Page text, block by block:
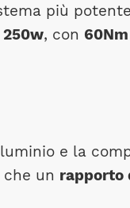
più
250w, con
e la
un rapporto